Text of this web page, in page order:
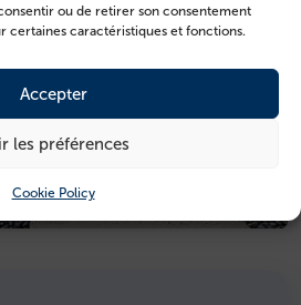
ou de retirer son consentement
certaines caractéristiques et fonctions.
Accepter
les préférences
Cookie Policy